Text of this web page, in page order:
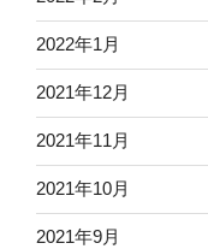
2022年1月
2021年12月
2021年11月
2021年10月
2021年9月